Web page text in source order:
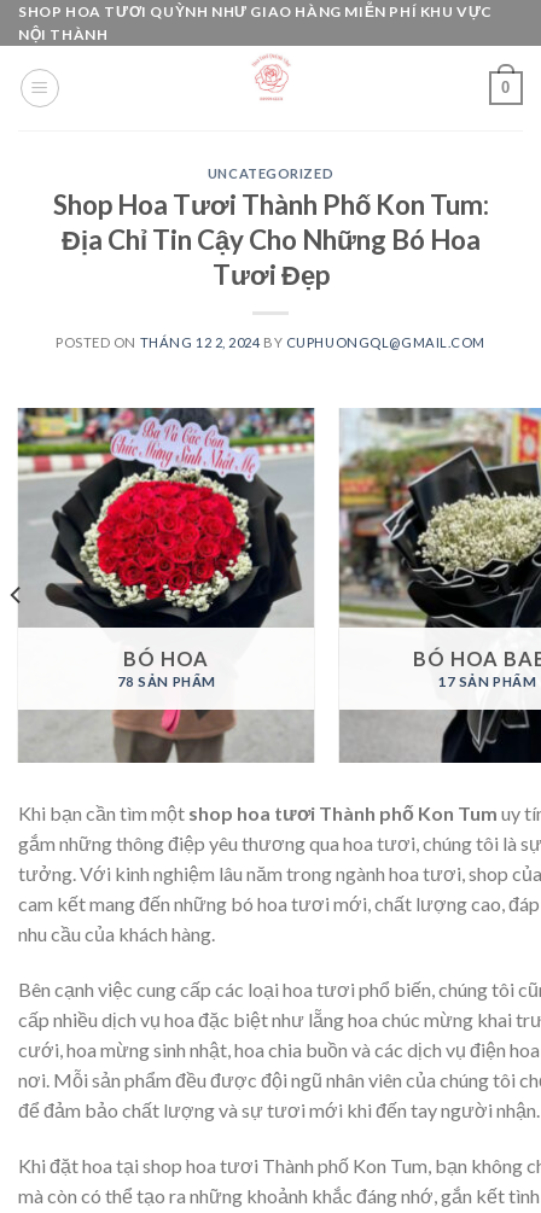
Skip
to
content
SHOP HOA TƯƠI QUỲNH NHƯ GIAO HÀNG MIỄN PHÍ KHU VỰC
NỘI THÀNH
0
UNCATEGORIZED
Shop Hoa Tươi Thành Phố Kon Tum:
Địa Chỉ Tin Cậy Cho Những Bó Hoa
Tươi Đẹp
POSTED ON THÁNG 12 2, 2024 BY CUPHUONGQL@GMAIL.COM
BÓ HOA
78 SẢN PHẨM
BÓ HOA
17 SẢN PHẨM
Khi bạn cần tìm một shop hoa tươi Thành phố Kon Tum uy
gắm những thông điệp yêu thương qua hoa tươi, chúng tôi là
tưởng. Với kinh nghiệm lâu năm trong ngành hoa tươi, shop
cam kết mang đến những bó hoa tươi mới, chất lượng cao,
nhu cầu của khách hàng.
Bên cạnh việc cung cấp các loại hoa tươi phổ biến, chúng tôi
cấp nhiều dịch vụ hoa đặc biệt như lẵng hoa chúc mừng khai
cưới, hoa mừng sinh nhật, hoa chia buồn và các dịch vụ điện
nơi. Mỗi sản phẩm đều được đội ngũ nhân viên của chúng tôi
để đảm bảo chất lượng và sự tươi mới khi đến tay người nhận.
Khi đặt hoa tại shop hoa tươi Thành phố Kon Tum, bạn không
mà còn có thể tạo ra những khoảnh khắc đáng nhớ, gắn kết